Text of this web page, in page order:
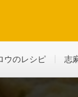
ウのレシピ 志